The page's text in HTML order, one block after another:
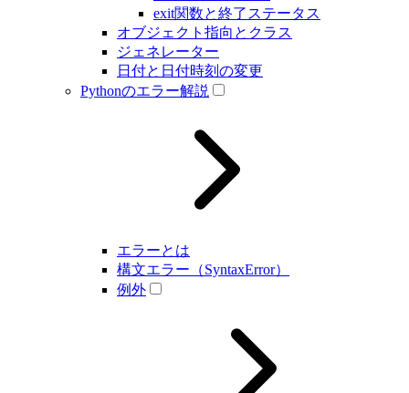
exit関数と終了ステータス
オブジェクト指向とクラス
ジェネレーター
日付と日付時刻の変更
Pythonのエラー解説
エラーとは
構文エラー（SyntaxError）
例外